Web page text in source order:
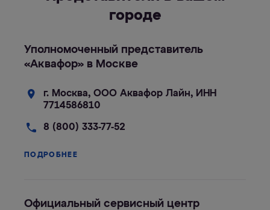
городе
Уполномоченный представитель
«Аквафор» в Москве
г. Москва, ООО Аквафор Лайн, ИНН
7714586810
8 (800) 333-77-52
ПОДРОБНЕЕ
Официальный сервисный центр